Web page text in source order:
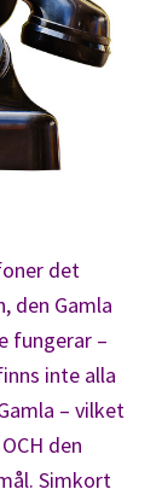
det
den Gamla
fungerar –
inte alla
– vilket
den
Simkort